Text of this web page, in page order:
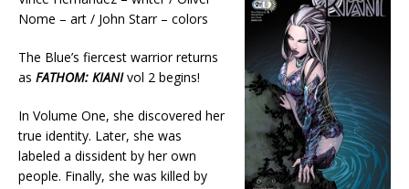
Nome – art / John Starr – colors
The Blue’s fiercest warrior returns
as FATHOM: KIANIvol 2 begins!
In Volume One, she discovered her
true identity. Later, she was
labeled a dissident by her own
people. Finally, she was killed by